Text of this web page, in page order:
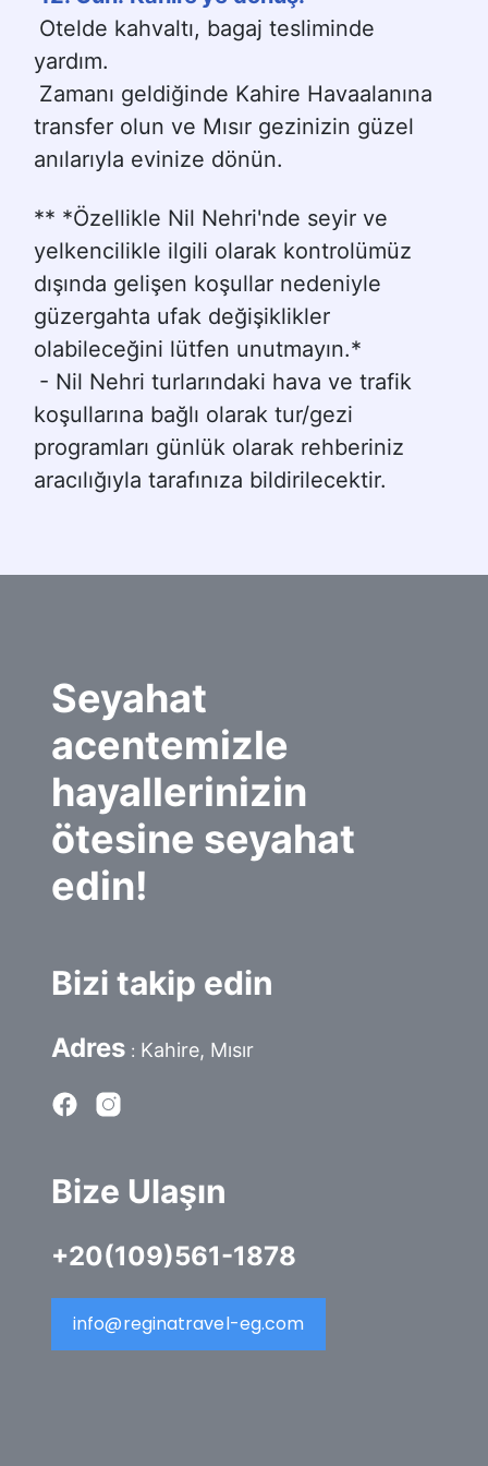
Otelde kahvaltı, bagaj tesliminde
yardım.
Zamanı geldiğinde Kahire Havaalanına
transfer olun ve Mısır gezinizin güzel
anılarıyla evinize dönün.
** *Özellikle Nil Nehri'nde seyir ve
yelkencilikle ilgili olarak kontrolümüz
dışında gelişen koşullar nedeniyle
güzergahta ufak değişiklikler
olabileceğini lütfen unutmayın.*
- Nil Nehri turlarındaki hava ve trafik
koşullarına bağlı olarak tur/gezi
programları günlük olarak rehberiniz
aracılığıyla tarafınıza bildirilecektir.
Seyahat
acentemizle
hayallerinizin
ötesine seyahat
edin!
Bizi takip edin
Adres : Kahire, Mısır
Bize Ulaşın
+20(109)561-1878
info@reginatravel-eg.com